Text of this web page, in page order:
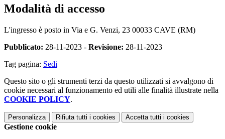
Modalità di accesso
L'ingresso è posto in Via e G. Venzi, 23 00033 CAVE (RM)
Pubblicato: 28-11-2023 - Revisione: 28-11-2023
Tag pagina: Sedi
Questo sito o gli strumenti terzi da questo utilizzati si avvalgono di
cookie necessari al funzionamento ed utili alle finalità illustrate nella
COOKIE POLICY.
Personalizza Rifiuta tutti i cookies Accetta tutti i cookies
Gestione cookie